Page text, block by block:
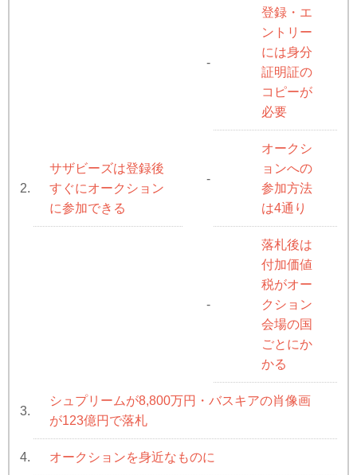
2.
サザビーズは登録後
すぐにオークション
に参加できる
-
登録・エ
ントリー
には身分
証明証の
コピーが
必要
-
オークシ
ョンへの
参加方法
は4通り
-
落札後は
付加価値
税がオー
クション
会場の国
ごとにか
かる
3.
シュプリームが8,800万円・バスキアの肖像画
が123億円で落札
4. オークションを身近なものに